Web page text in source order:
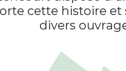
cette histoire
divers